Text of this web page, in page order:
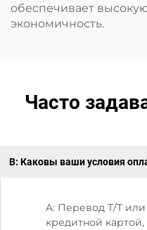
обеспечивает
экономичность.
Часто
В: Каковы ваши условия
A: Перевод T/T
кредитной